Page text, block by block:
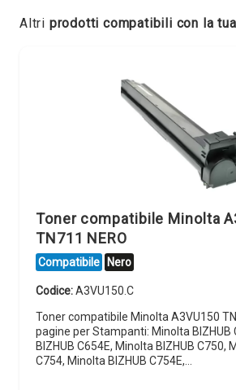
Altri prodotti compatibili con la
Toner compatibile Minolta
TN711 NERO
Compatibile Nero
Codice:A3VU150.C
Toner compatibile Minolta A3VU150
pagine per Stampanti: Minolta BIZHUB
BIZHUB C654E, Minolta BIZHUB C750,
C754, Minolta BIZHUB C754E,…